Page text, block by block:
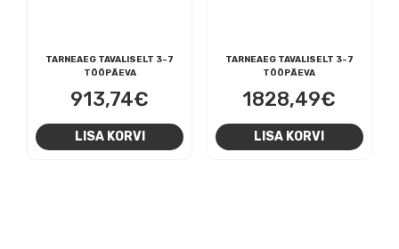
TARNEAEG TAVALISELT 3-7
TÖÖPÄEVA
913,74€
LISA KORVI
TARNEAEG TAVALISELT 3-7
TÖÖPÄEVA
1828,49€
LISA KORVI